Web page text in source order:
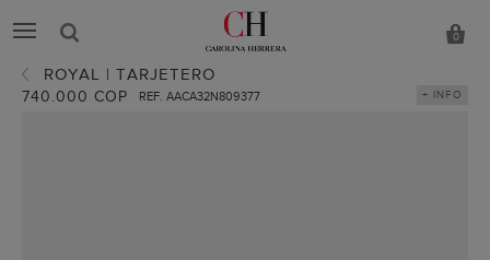
0
ROYAL | TARJETERO
740.000 COP REF. AACA32N809377 + INFO